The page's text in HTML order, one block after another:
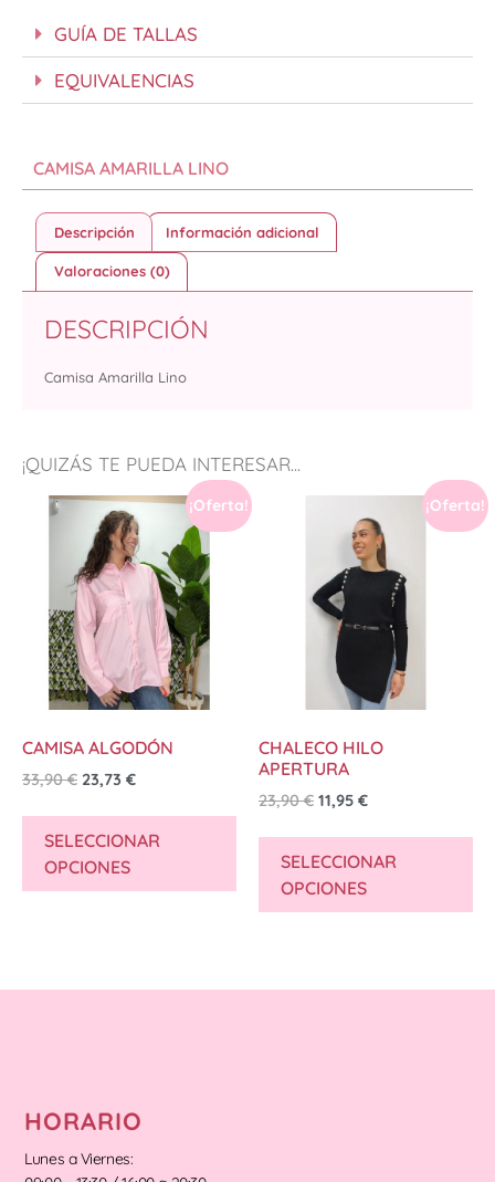
GUÍA DE TALLAS
EQUIVALENCIAS
¡QUIZÁS TE PUEDA INTERESAR...
¡Oferta!
CAMISA ALGODÓN
33,90€ 23,73 €
SELECCIONAR
OPCIONES
¡Oferta!
CHALECO HILO
APERTURA
23,90€ 11,95 €
SELECCIONAR
OPCIONES
CAMISA AMARILLA LINO
Descripción Información adicional
Valoraciones (0)
DESCRIPCIÓN
Camisa Amarilla Lino
HORARIO
Lunes a Viernes: